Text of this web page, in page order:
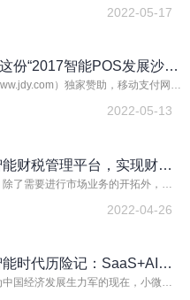
品设计行业获得广大客户的认可。
2022-05-17
份“2017智能POS发展沙
不谢！ ）独家赞助，移动支付网、
沙龙以“安全、模式、趋势”为主题，
2022-05-13
财税管理平台，实现财税
了需要进行市场业务的开拓外，财
逐步壮大，而财税决定了公司是否
风险高等问题。
2022-04-26
时代历险记：SaaS+AI能
？
国经济发展生力军的现在，小微企